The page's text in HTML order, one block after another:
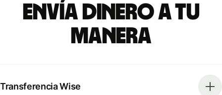
Envía dinero a tu
manera
Transferencia Wise